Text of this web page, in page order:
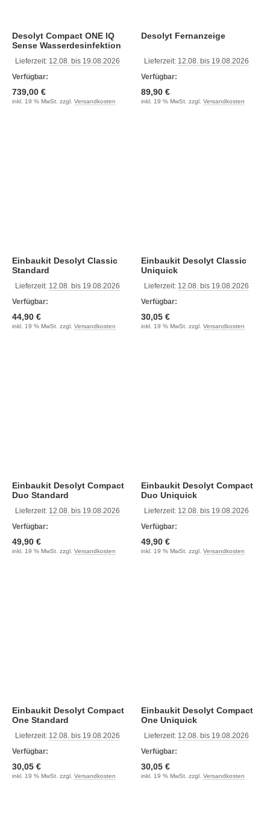
Desolyt Compact ONE IQ
Sense Wasserdesinfektion
Lieferzeit: 12.08. bis 19.08.2026
Verfügbar:
739,00 €
inkl. 19 % MwSt. zzgl. Versandkosten
Desolyt Fernanzeige
Lieferzeit: 12.08. bis 19.08.2026
Verfügbar:
89,90 €
inkl. 19 % MwSt. zzgl. Versandkosten
Einbaukit Desolyt Classic
Standard
Lieferzeit: 12.08. bis 19.08.2026
Verfügbar:
44,90 €
inkl. 19 % MwSt. zzgl. Versandkosten
Einbaukit Desolyt Classic
Uniquick
Lieferzeit: 12.08. bis 19.08.2026
Verfügbar:
30,05 €
inkl. 19 % MwSt. zzgl. Versandkosten
Einbaukit Desolyt Compact
Duo Standard
Lieferzeit: 12.08. bis 19.08.2026
Verfügbar:
49,90 €
inkl. 19 % MwSt. zzgl. Versandkosten
Einbaukit Desolyt Compact
Duo Uniquick
Lieferzeit: 12.08. bis 19.08.2026
Verfügbar:
49,90 €
inkl. 19 % MwSt. zzgl. Versandkosten
Einbaukit Desolyt Compact
One Standard
Lieferzeit: 12.08. bis 19.08.2026
Verfügbar:
30,05 €
inkl. 19 % MwSt. zzgl. Versandkosten
Einbaukit Desolyt Compact
One Uniquick
Lieferzeit: 12.08. bis 19.08.2026
Verfügbar:
30,05 €
inkl. 19 % MwSt. zzgl. Versandkosten